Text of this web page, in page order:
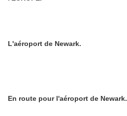
L'aéroport de Newark.
En route pour l'aéroport de Newark.